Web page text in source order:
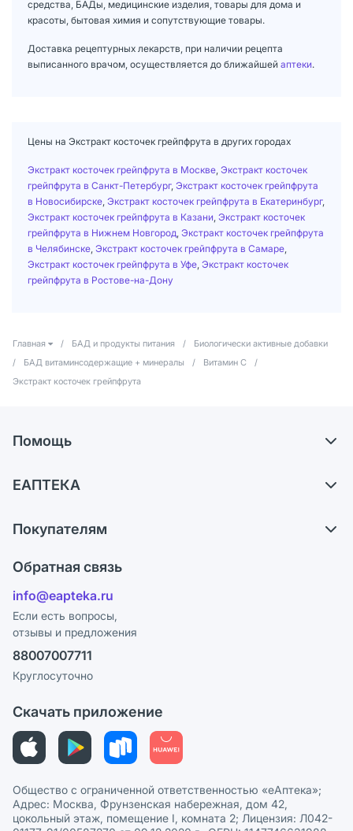
средства, БАДы, медицинские изделия, товары для дома и
красоты, бытовая химия и сопутствующие товары.
Доставка рецептурных лекарств, при наличии рецепта
выписанного врачом, осуществляется до ближайшей аптеки.
Цены на Экстракт косточек грейпфрута в других городах
Экстракт косточек грейпфрута в Москве Экстракт косточек
грейпфрута в Санкт-Петербург, Экстракт косточек грейпфрута
в Новосибирске Экстракт косточек грейпфрута в Екатеринбург,
Экстракт косточек грейпфрута в Казани Экстракт косточек
грейпфрута в Нижнем Новгород Экстракт косточек грейпфрута
в Челябинске Экстракт косточек грейпфрута в Самаре
Экстракт косточек грейпфрута в Уфе Экстракт косточек
грейпфрута в Ростове-на-Дону
Главная / БАД и продукты питания /
Биологически активные добавки
/
БАД витаминсодержащие + минералы / Витамин С
/
Экстракт косточек грейпфрута
Помощь
Самовывоз из аптек
Ответы на вопросы
Блог
ЕАПТЕКА
Карьера
Поставщики
Лицензия
Реклама на сайте
Ваши товары на ЕАПТЕКЕ
Покупателям
Программа СберСпасибо
Политика конфиденциальности
Пользовательское соглашение
Политика рекомендаций
Этика и соответствие
Политика в отношении обработки персональных данных
Обратная связь
info@eapteka.ru
Если есть вопросы,
отзывы и предложения
88007007711
Круглосуточно
Скачать приложение
Общество с ограниченной ответственностью «еАптека»;
Адрес: Москва, Фрунзенская набережная, дом 42,
цокольный этаж, помещение I, комната 2; Лицензия: Л042-